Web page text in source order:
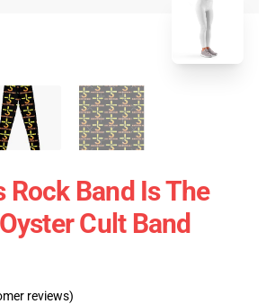
Rock Band Is The
Cult Band
reviews)